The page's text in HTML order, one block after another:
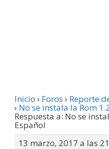
Inicio › Foros › Reporte
› No se instala la Rom
Respuesta a: No se
Español
13 marzo, 2017 a las